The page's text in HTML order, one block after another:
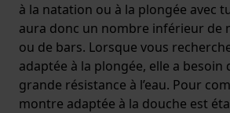
à la natation ou à la plongée avec
aura donc un nombre inférieur de
ou de bars. Lorsque vous
adaptée à la plongée, elle a besoin
grande résistance à l’eau. Pour
montre adaptée à la douche est